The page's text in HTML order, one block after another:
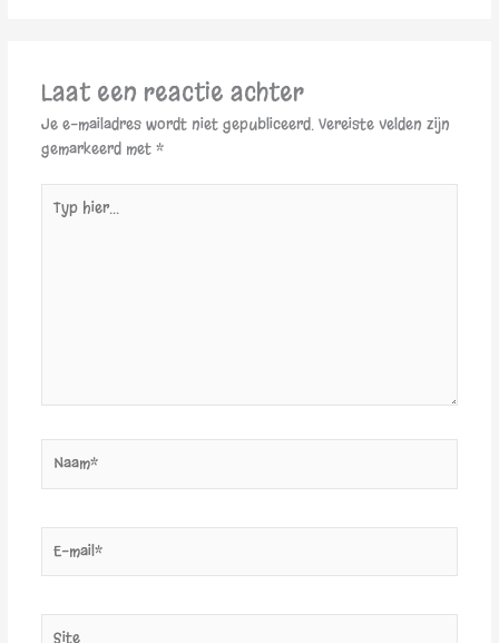
Laat een reactie achter
Je e-mailadres wordt niet gepubliceerd. Vereiste velden zijn
gemarkeerd met *
hier...
mail*